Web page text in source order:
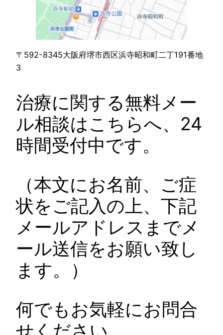
〒592-8345大阪府堺市西区浜寺昭和町二丁191番地
3
治療に関する無料メー
ル相談はこちらへ、24
時間受付中です。
（本文にお名前、ご症
状をご記入の上、下記
メールアドレスまでメ
ール送信をお願い致し
ます。）
何でもお気軽にお問合
せください。